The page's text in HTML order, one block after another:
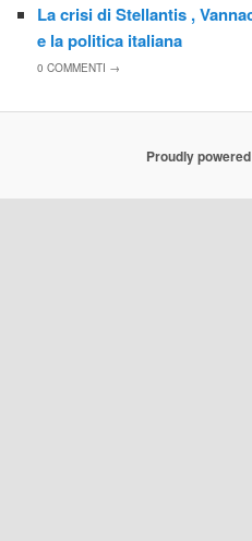
La crisi di Stellantis ,
e la politica italiana
0COMMENTI →
Proudly